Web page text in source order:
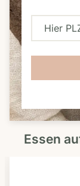
H
L
Z
Essen